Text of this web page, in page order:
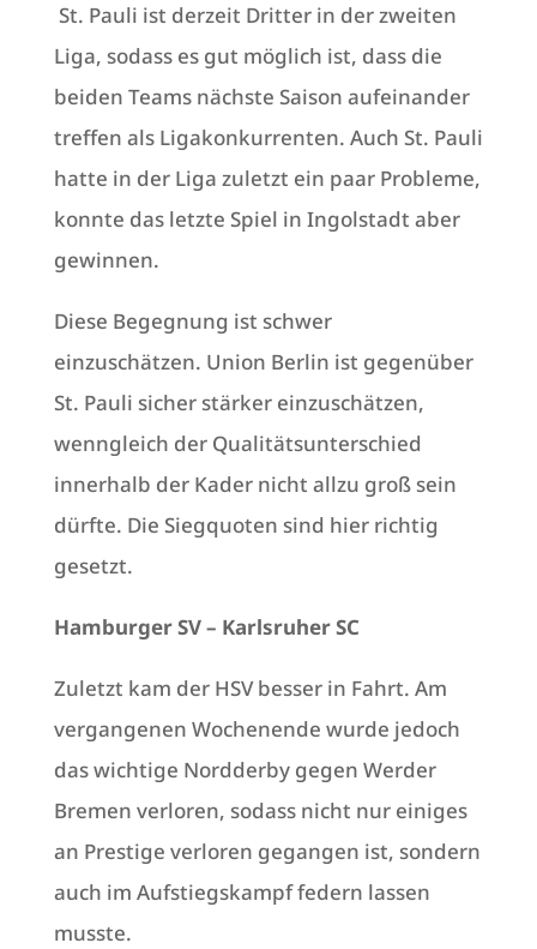
St. Pauli ist derzeit Dritter in der zweiten
Liga, sodass es gut möglich ist, dass die
beiden Teams nächste Saison aufeinander
treffen als Ligakonkurrenten. Auch St. Pauli
hatte in der Liga zuletzt ein paar Probleme,
konnte das letzte Spiel in Ingolstadt aber
gewinnen.
Diese Begegnung ist schwer
einzuschätzen. Union Berlin ist gegenüber
St. Pauli sicher stärker einzuschätzen,
wenngleich der Qualitätsunterschied
innerhalb der Kader nicht allzu groß sein
dürfte. Die Siegquoten sind hier richtig
gesetzt.
Hamburger SV – Karlsruher SC
Zuletzt kam der HSV besser in Fahrt. Am
vergangenen Wochenende wurde jedoch
das wichtige Nordderby gegen Werder
Bremen verloren, sodass nicht nur einiges
an Prestige verloren gegangen ist, sondern
auch im Aufstiegskampf federn lassen
musste.